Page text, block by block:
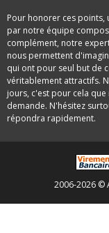
Pour honorer ces points,
par notre équipe
complément, notre
nous permettent
qui ont pour seul but de
véritablement attractifs.
jours, c'est pour cela
demande. N'hésitez
répondra rapidement.
2006-2026 ©